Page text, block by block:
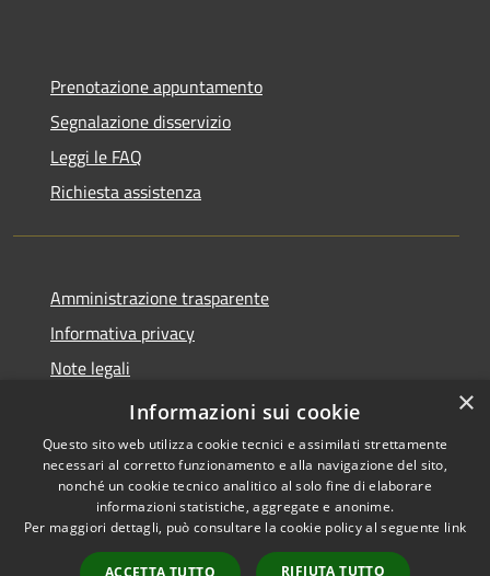
Prenotazione appuntamento
Segnalazione disservizio
Leggi le FAQ
Richiesta assistenza
Amministrazione trasparente
Informativa privacy
Note legali
Dichiarazione di accessibilità
Accessibilità
Copyright © 2026 • Comune di
Carovigno • Powered by
Municipium• Accesso
×
Informazioni sui cookie
Questo sito web utilizza cookie tecnici e assimilati strettamente
necessari al corretto funzionamento e alla navigazione del sito,
nonché un cookie tecnico analitico al solo fine di elaborare
informazioni statistiche, aggregate e anonime.
Per maggiori dettagli, può consultare la cookie policy al seguente link
ACCETTA TUTTO RIFIUTA TUTTO